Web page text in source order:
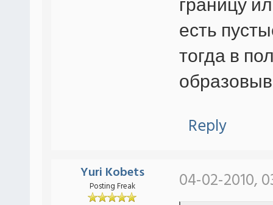
границу
есть
тогда в
Reply
Yuri Kobets
Posting Freak 04-02-2010,